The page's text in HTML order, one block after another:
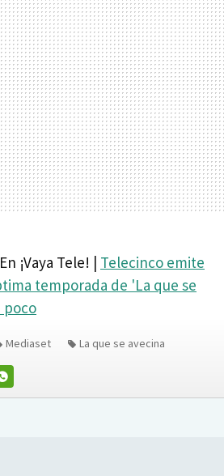
En ¡Vaya Tele! | Telecinco emite
temporada de 'La que se
poco
Mediaset La que se avecina